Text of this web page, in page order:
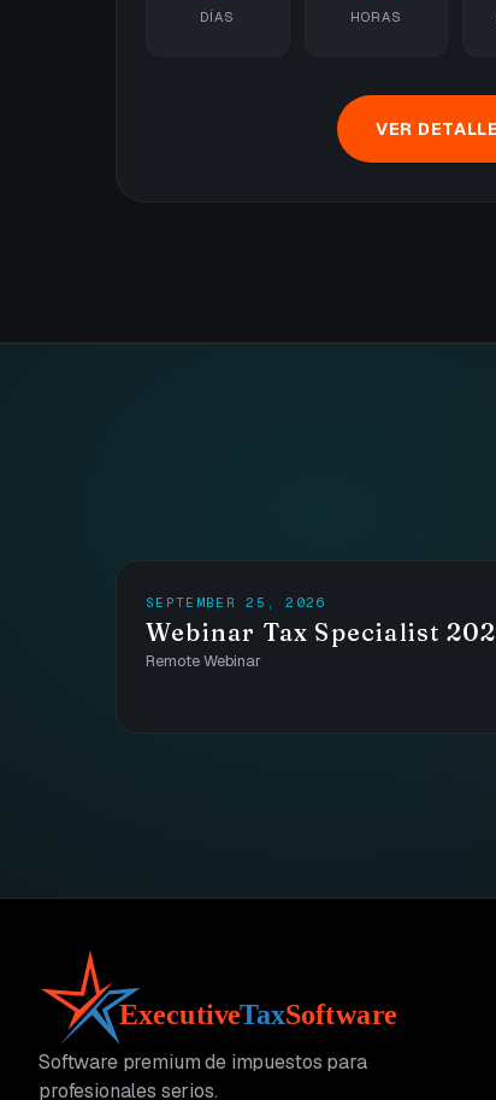
DÍAS HORAS
VER
SEPTEMBER 25, 2026
Webinar Tax Specialist
Remote Webinar
Software premium de impuestos para
profesionales serios.